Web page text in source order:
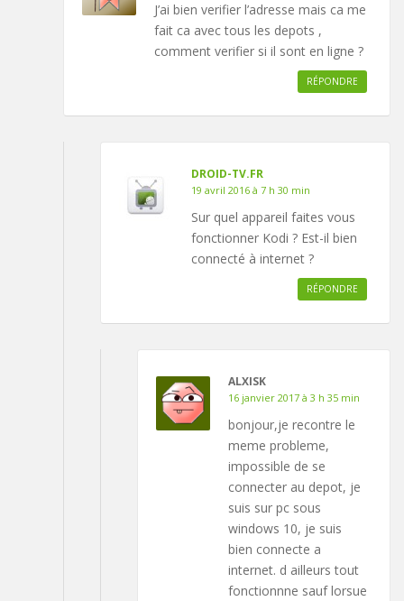
J’ai bien verifier l’adresse mais ca me
fait ca avec tous les depots ,
comment verifier si il sont en ligne ?
RÉPONDRE
DROID-TV.FR
19 avril 2016 à 7 h 30 min
Sur quel appareil faites vous
fonctionner Kodi ? Est-il bien
connecté à internet ?
RÉPONDRE
ALXISK
16 janvier 2017 à 3 h 35 min
bonjour,je recontre le
meme probleme,
impossible de se
connecter au depot, je
suis sur pc sous
windows 10, je suis
bien connecte a
internet. d ailleurs tout
fonctionnne sauf lorsue